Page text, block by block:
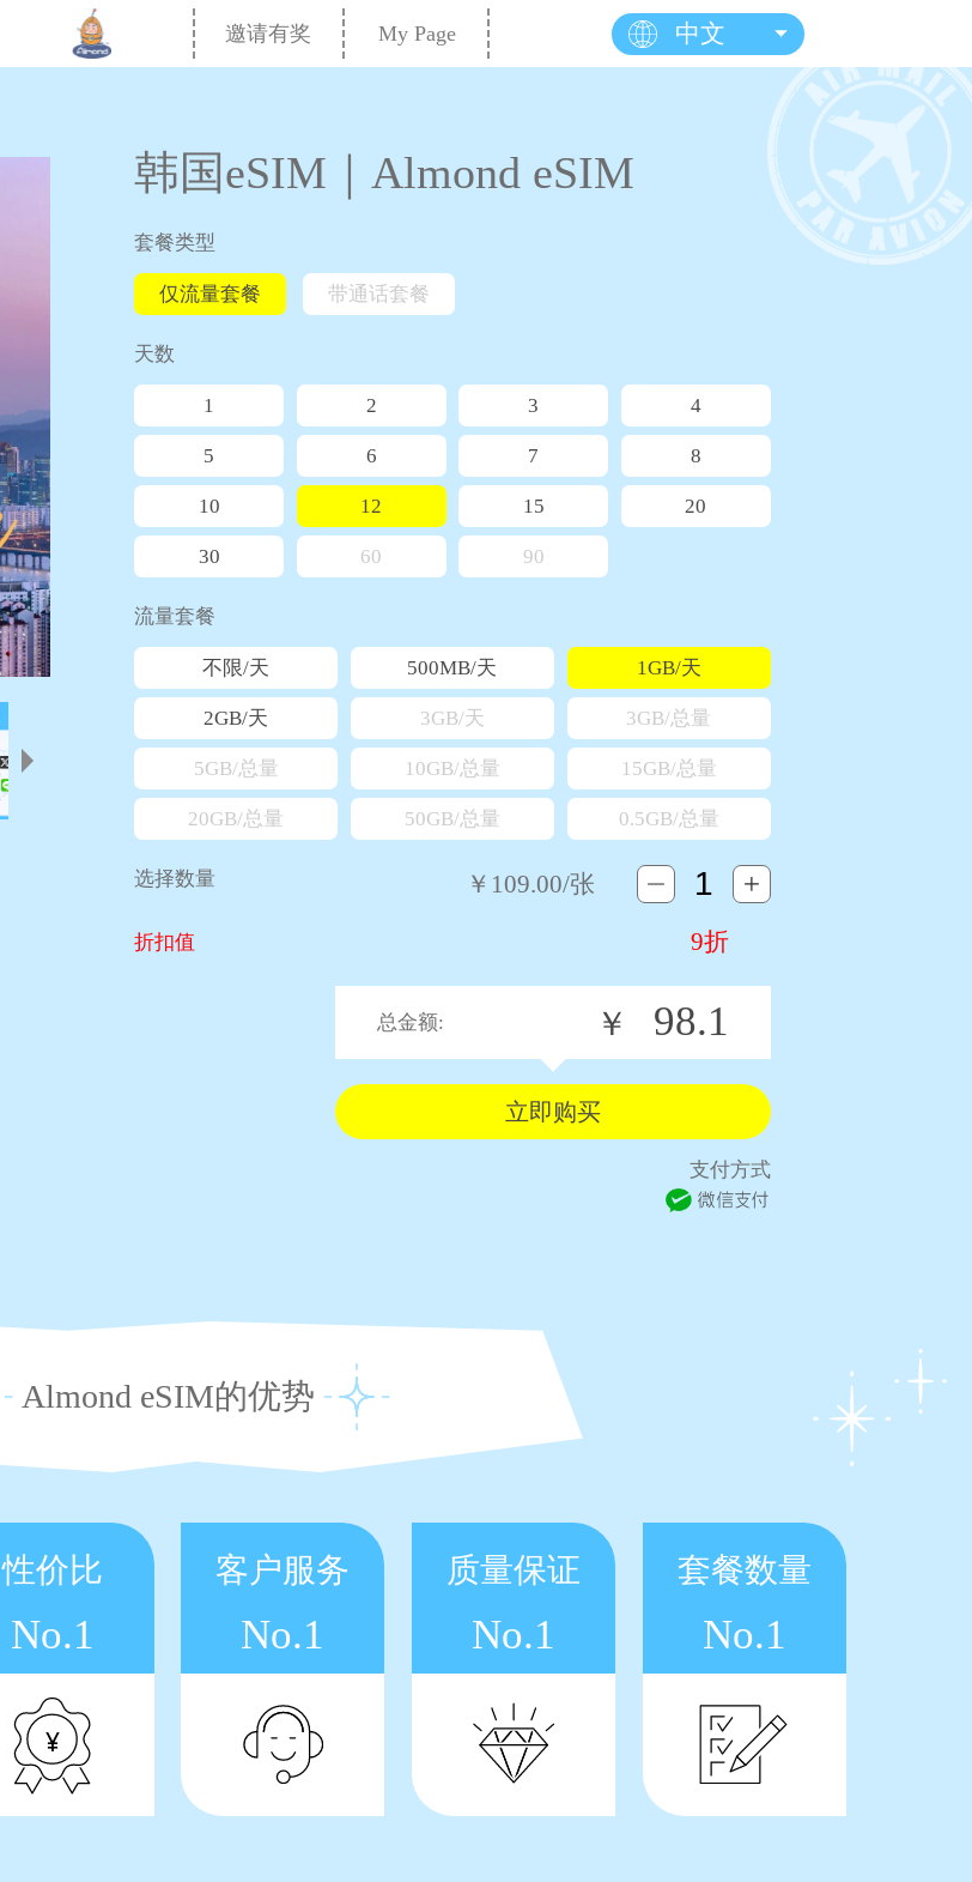
邀请有奖 My Page 中文
韩国eSIM｜Almond eSIM
套餐类型
仅流量套餐 带通话套餐
天数
1 2 3 4
5 6 7 8
10 12 15 20
30 60 90
流量套餐
不限/天 500MB/天 1GB/天
2GB/天 3GB/天 3GB/总量
5GB/总量 10GB/总量 15GB/总量
20GB/总量 50GB/总量 0.5GB/总量
选择数量 ￥ 109.00/张
折扣值 9折
总金额: ￥ 98.1
支付方式
Almond eSIM的优势
性价比
No.1
客户服务
No.1
质量保证
No.1
套餐数量
No.1